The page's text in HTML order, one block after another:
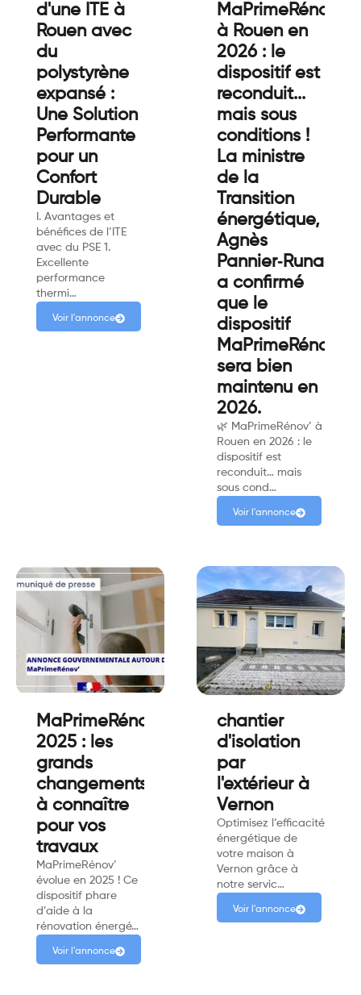
d'une ITE à
Rouen avec
du
polystyrène
expansé :
Une Solution
Performante
pour un
Confort
Durable
I. Avantages et
bénéfices de l’ITE
avec du PSE 1.
Excellente
performance
thermi…
Voir l'annonce
MaPrimeRénov’
à Rouen en
2026 : le
dispositif est
reconduit...
mais sous
conditions !
La ministre
de la
Transition
énergétique,
Agnès
a confirmé
que le
dispositif
MaPrimeRénov’
sera bien
maintenu en
2026.
🌿 MaPrimeRénov’ à
Rouen en 2026 : le
dispositif est
reconduit… mais
sous cond…
Voir l'annonce
MaPrimeRénov’
2025 : les
grands
changements
à connaître
pour vos
travaux
MaPrimeRénov’
évolue en 2025 ! Ce
dispositif phare
d’aide à la
rénovation énergé…
Voir l'annonce
chantier
d'isolation
par
l'extérieur à
Vernon
Optimisez l’efficacité
énergétique de
votre maison à
Vernon grâce à
notre servic…
Voir l'annonce